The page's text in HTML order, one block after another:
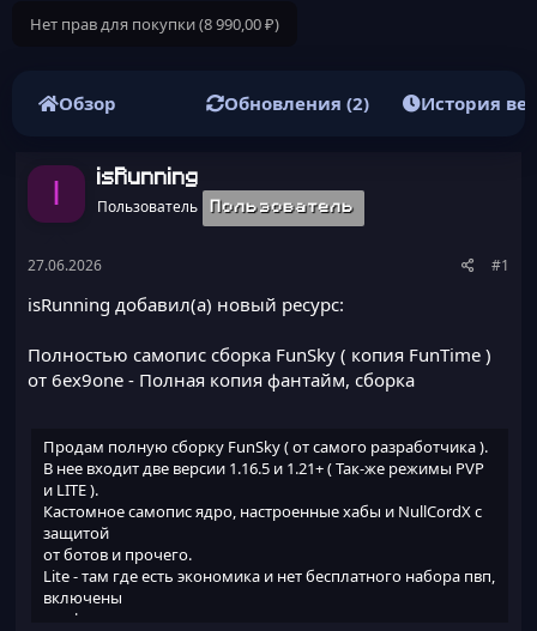
р
е
ы
н
ч
л
а
Нет прав для покупки (8 990,00 ₽)
Обзор Обновления (2) История
I isRunning
Пользователь Пользователь
27.06.2026 #1
isRunning добавил(а) новый ресурс:
Полностью самопис сборка FunSky ( копия FunTime )
от 6ex9one - Полная копия фантайм, сборка
Продам полную сборку FunSky ( от самого разработчика ).
В нее входит две версии 1.16.5 и 1.21+ ( Так-же режимы PVP
и LITE ).
Кастомное самопис ядро, настроенные хабы и NullCordX с
защитой
от ботов и прочего.
Lite - там где есть экономика и нет бесплатного набора пвп,
включены
все функции для развития спавнера и прочее.